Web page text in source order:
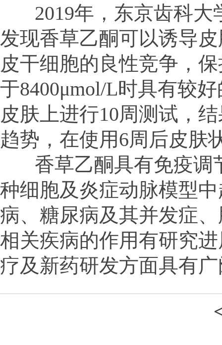
2019年，东京齿科大
发现香草乙酮可以诱导
皮干细胞的良性竞争，
于8400μmol/L时具有较
皮肤上进行10周测试，
趋势，在使用6周后皮肤
香草乙酮具有免疫调
种细胞及炎症动脉模型
病、糖尿病及其并发症
相关疾病的作用有研究
疗及新药研发方面具有